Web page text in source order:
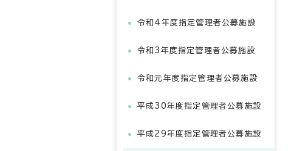
令和4年度指定管理者公募施設
令和3年度指定管理者公募施設
令和元年度指定管理者公募施設
平成30年度指定管理者公募施設
平成29年度指定管理者公募施設